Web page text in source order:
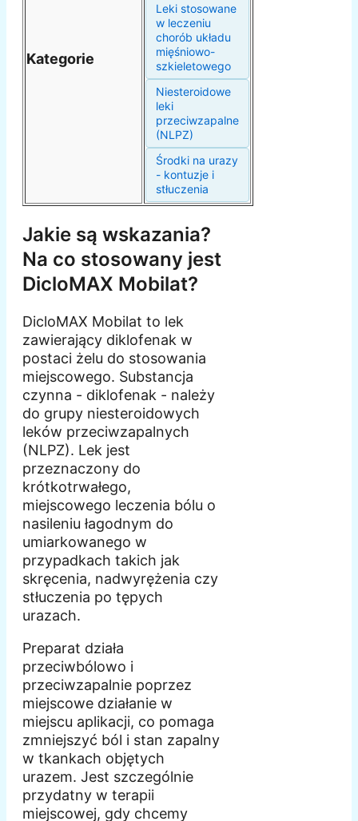
Kategorie
Leki stosowane
w leczeniu
chorób układu
mięśniowo-
szkieletowego
Niesteroidowe
leki
przeciwzapalne
(NLPZ)
Środki na urazy
- kontuzje i
stłuczenia
Jakie są wskazania?
Na co stosowany jest
DicloMAX Mobilat?
DicloMAX Mobilat to lek
zawierający diklofenak w
postaci żelu do stosowania
miejscowego. Substancja
czynna - diklofenak - należy
do grupy niesteroidowych
leków przeciwzapalnych
(NLPZ). Lek jest
przeznaczony do
krótkotrwałego,
miejscowego leczenia bólu o
nasileniu łagodnym do
umiarkowanego w
przypadkach takich jak
skręcenia, nadwyrężenia czy
stłuczenia po tępych
urazach.
Preparat działa
przeciwbólowo i
przeciwzapalnie poprzez
miejscowe działanie w
miejscu aplikacji, co pomaga
zmniejszyć ból i stan zapalny
w tkankach objętych
urazem. Jest szczególnie
przydatny w terapii
miejscowej, gdy chcemy